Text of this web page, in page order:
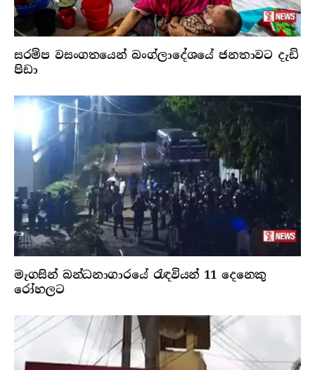
සරම්ප වසංගතයෙන් බංග්ලාදේශයේ ජනතාවට දැඩි
පිඩා
මැගසින් බන්ධනාගාරයේ රැඳවියන් 11 දෙනෙකු
රෝහලට